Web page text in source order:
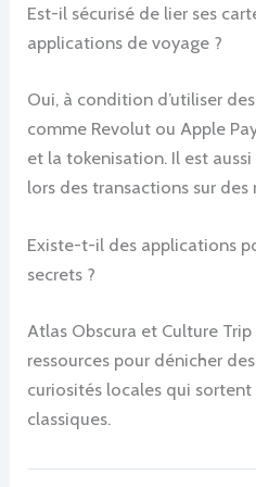
Est-il sécurisé de lier ses
applications de voyage ?
Oui, à condition d’utiliser
comme Revolut ou Apple
et la tokenisation. Il est aussi
lors des transactions sur des
Existe-t-il des applications
secrets ?
Atlas Obscura et Culture
ressources pour dénicher
curiosités locales qui
classiques.